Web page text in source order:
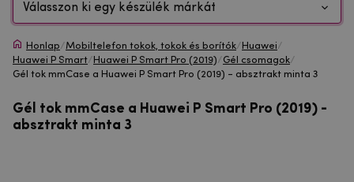
Válasszon ki egy készülék márkát
Honlap/Mobiltelefon tokok, tokok és borítók/ Huawei/
Huawei P Smart/ Huawei P Smart Pro (2019)/Gél csomagok/
Gél tok mmCase a Huawei P Smart Pro (2019) - absztrakt minta 3
Gél tok mmCase a Huawei P Smart Pro (2019) -
absztrakt minta 3